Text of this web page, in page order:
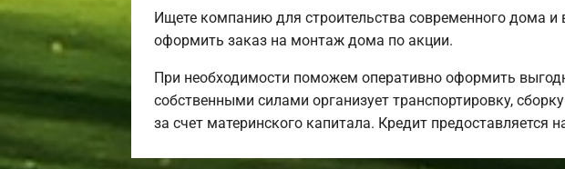
Ищете компанию для строительства современного дома
оформить заказ на монтаж дома по акции.
При необходимости поможем оперативно оформить
собственными силами организует транспортировку,
за счет материнского капитала. Кредит предоставляется